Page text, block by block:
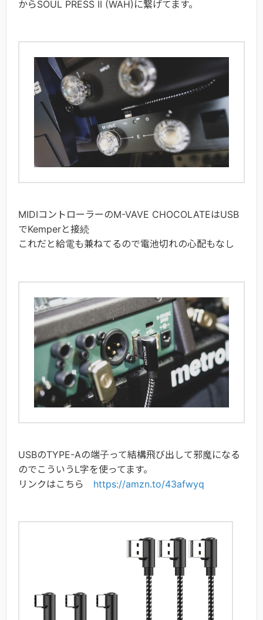
からSOUL PRESS II (WAH)に繋げてます。
MIDIコントローラーのM-VAVE CHOCOLATEはUSB
でKemperと接続
これだと給電も兼ねてるので電池切れの心配もなし
USBのTYPE-Aの端子って結構飛び出して邪魔になる
のでこういうL字を使ってます。
リンクはこちら https://amzn.to/43afwyq